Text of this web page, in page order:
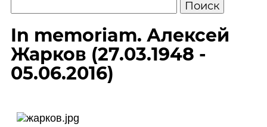
In memoriam. Алексей
Жарков (27.03.1948 -
05.06.2016)